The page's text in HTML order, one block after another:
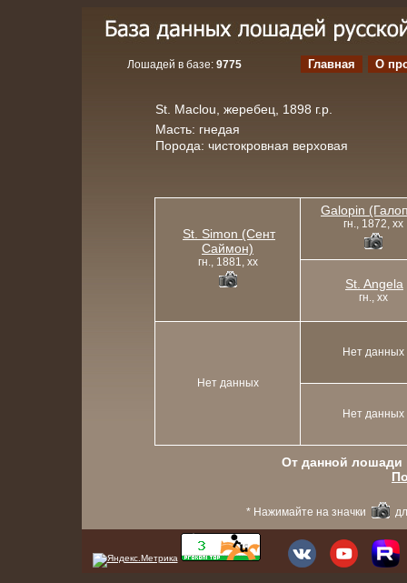
Лошадей в базе: 9775 Главная О
St. Maclou, жеребец, 1898 г.р.
Масть: гнедая
Порода: чистокровная верховая
St. Simon (Сент
Саймон)
гн., 1881, xx
Galopin
гн., 1872, xx
St. Angela
гн., xx
Нет данных
Нет данных
Нет данных
От данной лошади
* Нажимайте на значки